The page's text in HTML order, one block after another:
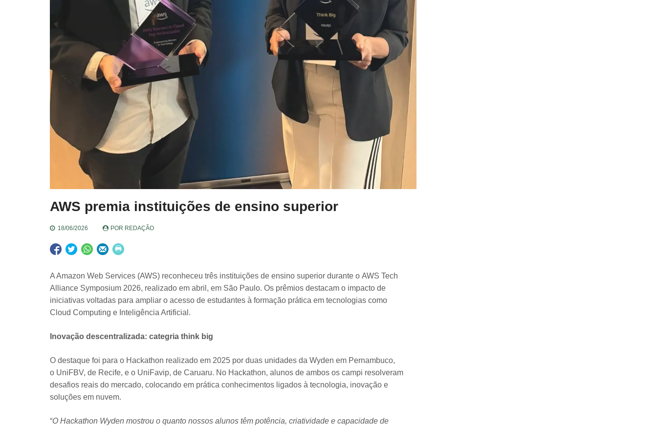
AWS premia instituições de ensino superior
18/06/2026 POR REDAÇÃO
A Amazon Web Services (AWS) reconheceu três instituições de ensino superior durante o AWS Tech
Alliance Symposium 2026, realizado em abril, em São Paulo. Os prêmios destacam o impacto de
iniciativas voltadas para ampliar o acesso de estudantes à formação prática em tecnologias como
Cloud Computing e Inteligência Artificial.
Inovação descentralizada: categria think big
O destaque foi para o Hackathon realizado em 2025 por duas unidades da Wyden em Pernambuco,
o UniFBV, de Recife, e o UniFavip, de Caruaru. No Hackathon, alunos de ambos os campi resolveram
desafios reais do mercado, colocando em prática conhecimentos ligados à tecnologia, inovação e
soluções em nuvem.
“O Hackathon Wyden mostrou o quanto nossos alunos têm potência, criatividade e capacidade de